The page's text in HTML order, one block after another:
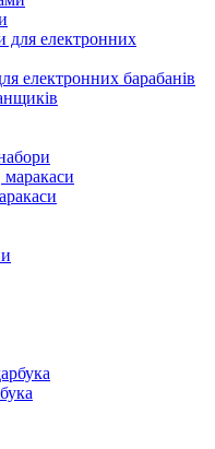
електронних барабанів